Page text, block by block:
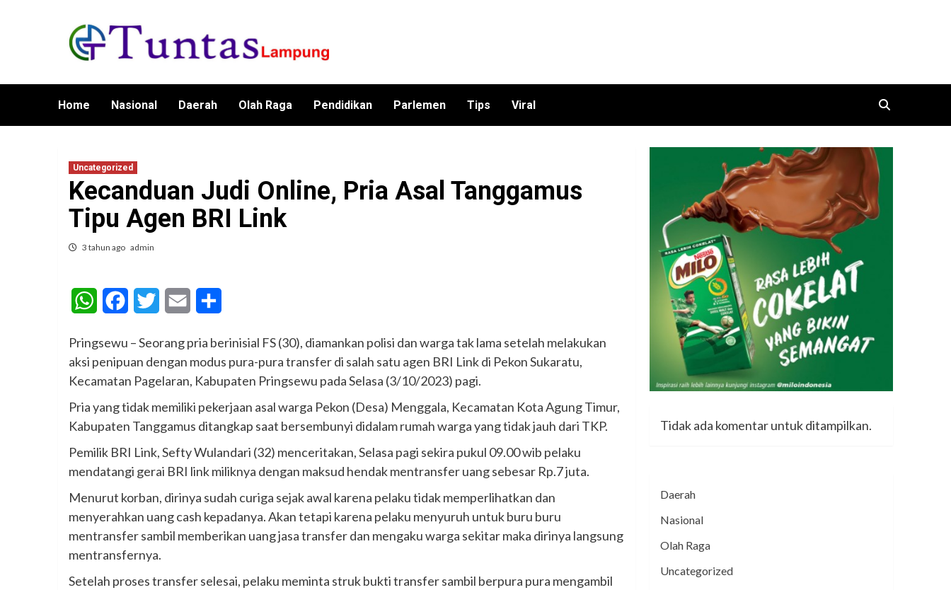
Home Nasional Daerah Olah Raga Pendidikan Parlemen Tips Viral
Uncategorized
Kecanduan Judi Online, Pria Asal Tanggamus
Tipu Agen BRI Link
3 tahun ago admin
WhatsAppFacebookTwitter Email
Pringsewu – Seorang pria berinisial FS (30), diamankan polisi dan warga tak lama setelah melakukan
aksi penipuan dengan modus pura-pura transfer di salah satu agen BRI Link di Pekon Sukaratu,
Kecamatan Pagelaran, Kabupaten Pringsewu pada Selasa (3/10/2023) pagi.
Pria yang tidak memiliki pekerjaan asal warga Pekon (Desa) Menggala, Kecamatan Kota Agung Timur,
Kabupaten Tanggamus ditangkap saat bersembunyi didalam rumah warga yang tidak jauh dari TKP.
Pemilik BRI Link, Sefty Wulandari (32) menceritakan, Selasa pagi sekira pukul 09.00 wib pelaku
mendatangi gerai BRI link miliknya dengan maksud hendak mentransfer uang sebesar Rp.7 juta.
Menurut korban, dirinya sudah curiga sejak awal karena pelaku tidak memperlihatkan dan
menyerahkan uang cash kepadanya. Akan tetapi karena pelaku menyuruh untuk buru buru
mentransfer sambil memberikan uang jasa transfer dan mengaku warga sekitar maka dirinya langsung
mentransfernya.
Setelah proses transfer selesai, pelaku meminta struk bukti transfer sambil berpura pura mengambil
Tidak ada komentar untuk ditampilkan.
Daerah
Nasional
Olah Raga
Uncategorized